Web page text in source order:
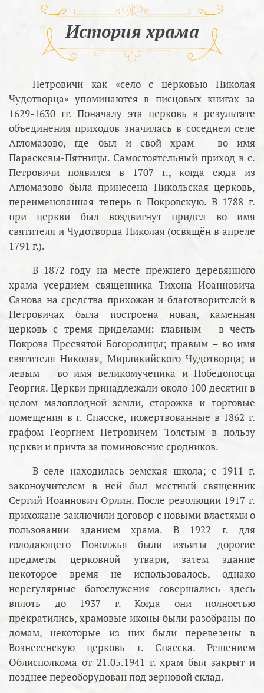
История храма
Петровичи как «село с церковью Николая
Чудотворца» упоминаются в писцовых книгах за
1629-1630 гг. Поначалу эта церковь в результате
объединения приходов значилась в соседнем селе
Агломазово, где был и свой храм – во имя
Параскевы-Пятницы. Самостоятельный приход в с.
Петровичи появился в 1707 г., когда сюда из
Агломазово была принесена Никольская церковь,
переименованная теперь в Покровскую. В 1788 г.
при церкви был воздвигнут придел во имя
святителя и Чудотворца Николая (освящён в апреле
1791 г.).
В 1872 году на месте прежнего деревянного
храма усердием священника Тихона Иоанновича
Санова на средства прихожан и благотворителей в
Петровичах была построена новая, каменная
церковь с тремя приделами: главным – в честь
Покрова Пресвятой Богородицы; правым – во имя
святителя Николая, Мирликийского Чудотворца; и
левым – во имя великомученика и Победоносца
Георгия. Церкви принадлежали около 100 десятин в
целом малоплодной земли, сторожка и торговые
помещения в г. Спасске, пожертвованные в 1862 г.
графом Георгием Петровичем Толстым в пользу
церкви и причта за поминовение сродников.
В селе находилась земская школа; с 1911 г.
законоучителем в ней был местный священник
Сергий Иоаннович Орлин. После революции 1917 г.
прихожане заключили договор с новыми властями о
пользовании зданием храма. В 1922 г. для
голодающего Поволжья были изъяты дорогие
предметы церковной утвари, затем здание
некоторое время не использовалось, однако
нерегулярные богослужения совершались здесь
вплоть до 1937 г. Когда они полностью
прекратились, храмовые иконы были разобраны по
домам, некоторые из них были перевезены в
Вознесенскую церковь г. Спасска. Решением
Облисполкома от 21.05.1941 г. храм был закрыт и
позднее переоборудован под зерновой склад.